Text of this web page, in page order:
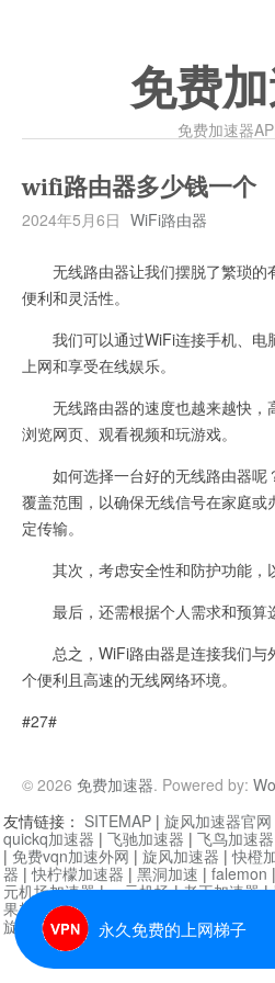
免费
免费加速器
wifi路由器多少钱一个
2024年5月6日 WiFi路由器
无线路由器让我们摆脱了繁琐的
便利和灵活性。
我们可以通过WiFi连接手机、电
上网和享受在线娱乐。
无线路由器的速度也越来越快，
浏览网页、观看视频和玩游戏。
如何选择一台好的无线路由器呢
覆盖范围，以确保无线信号在家庭
定传输。
其次，考虑安全性和防护功能，
最后，还需根据个人需求和预算
总之，WiFi路由器是连接我们与
个便利且高速的无线网络环境。
#27#
© 2026 免费加速器. Powered by:
永久免费的上网梯子
友情链接： SITEMAP | 旋风加速器官网
quickq加速器 | 飞驰加速器 | 飞鸟加速器
| 免费vqn加速外网 | 旋风加速器 |快橙
器 |快柠檬加速器 | 黑洞加速 | falemon
元机场加速器|一元机场|老王加速器|
果加速器|黑洞加速
旋风加速器度器|哔咔漫画 |PicACG